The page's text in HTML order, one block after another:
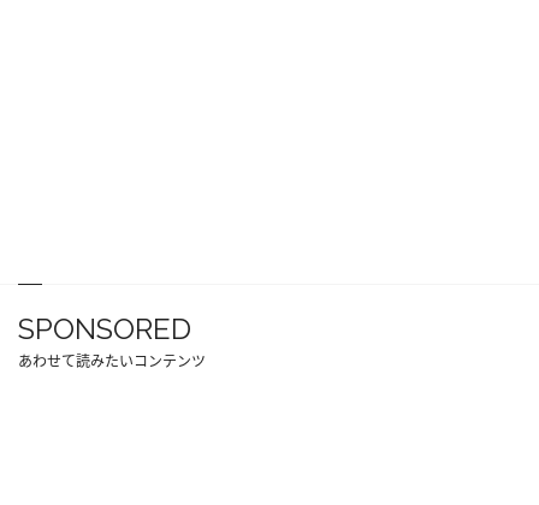
SPONSORED
あわせて読みたいコンテンツ